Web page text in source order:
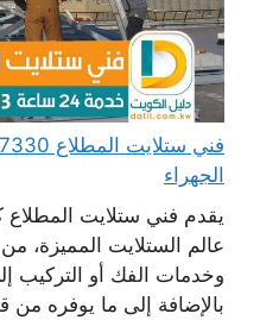
الجهراء
يقدم فني ستلايت
عالم الستلايت المميزة،
وخدمات الفك أو التركيب
بالإضافة إلى ما يوفره من